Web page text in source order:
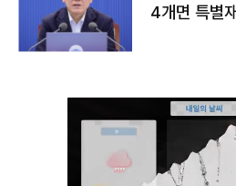
4개면 특별